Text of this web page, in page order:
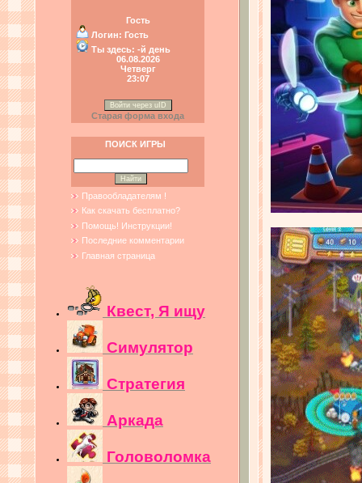
Гость
Логин: Гость
Ты здесь: -й день
06.08.2026
Четверг
23:07
Войти через uID
Старая форма входа
ПОИСК ИГРЫ
Правообладателям !
Как скачать бесплатно?
Помощь! Инструкции!
Последние комментарии
Главная страница
Квест, Я ищу
Симулятор
Стратегия
Аркада
Головоломка